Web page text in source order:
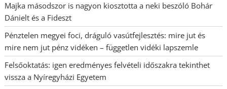
Majka másodszor is nagyon kiosztotta a neki beszóló Bohár
Dánielt és a Fideszt
Pénztelen megyei foci, dráguló vasútfejlesztés: mire jut és
mire nem jut pénz vidéken – független vidéki lapszemle
Felsőoktatás: igen eredményes felvételi időszakra tekinthet
vissza a Nyíregyházi Egyetem